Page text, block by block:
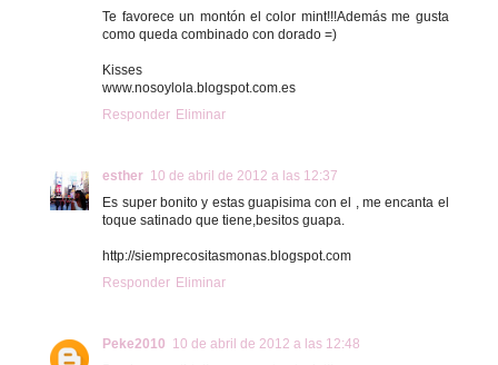
Te favorece un montón el color mint!!!Además me gusta
como queda combinado con dorado =)
Kisses
www.nosoylola.blogspot.com.es
Responder Eliminar
esther 10 de abril de 2012 a las 12:37
Es super bonito y estas guapisima con el , me encanta el
toque satinado que tiene,besitos guapa.
http://siemprecositasmonas.blogspot.com
Responder Eliminar
Peke2010 10 de abril de 2012 a las 12:48